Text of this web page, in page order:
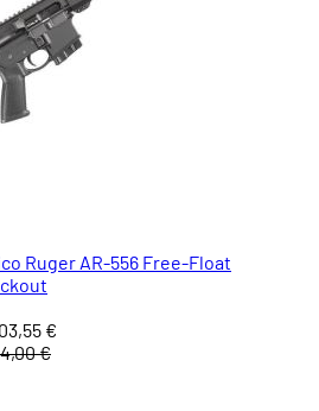
Ruger AR-556 Free-Float
€
€